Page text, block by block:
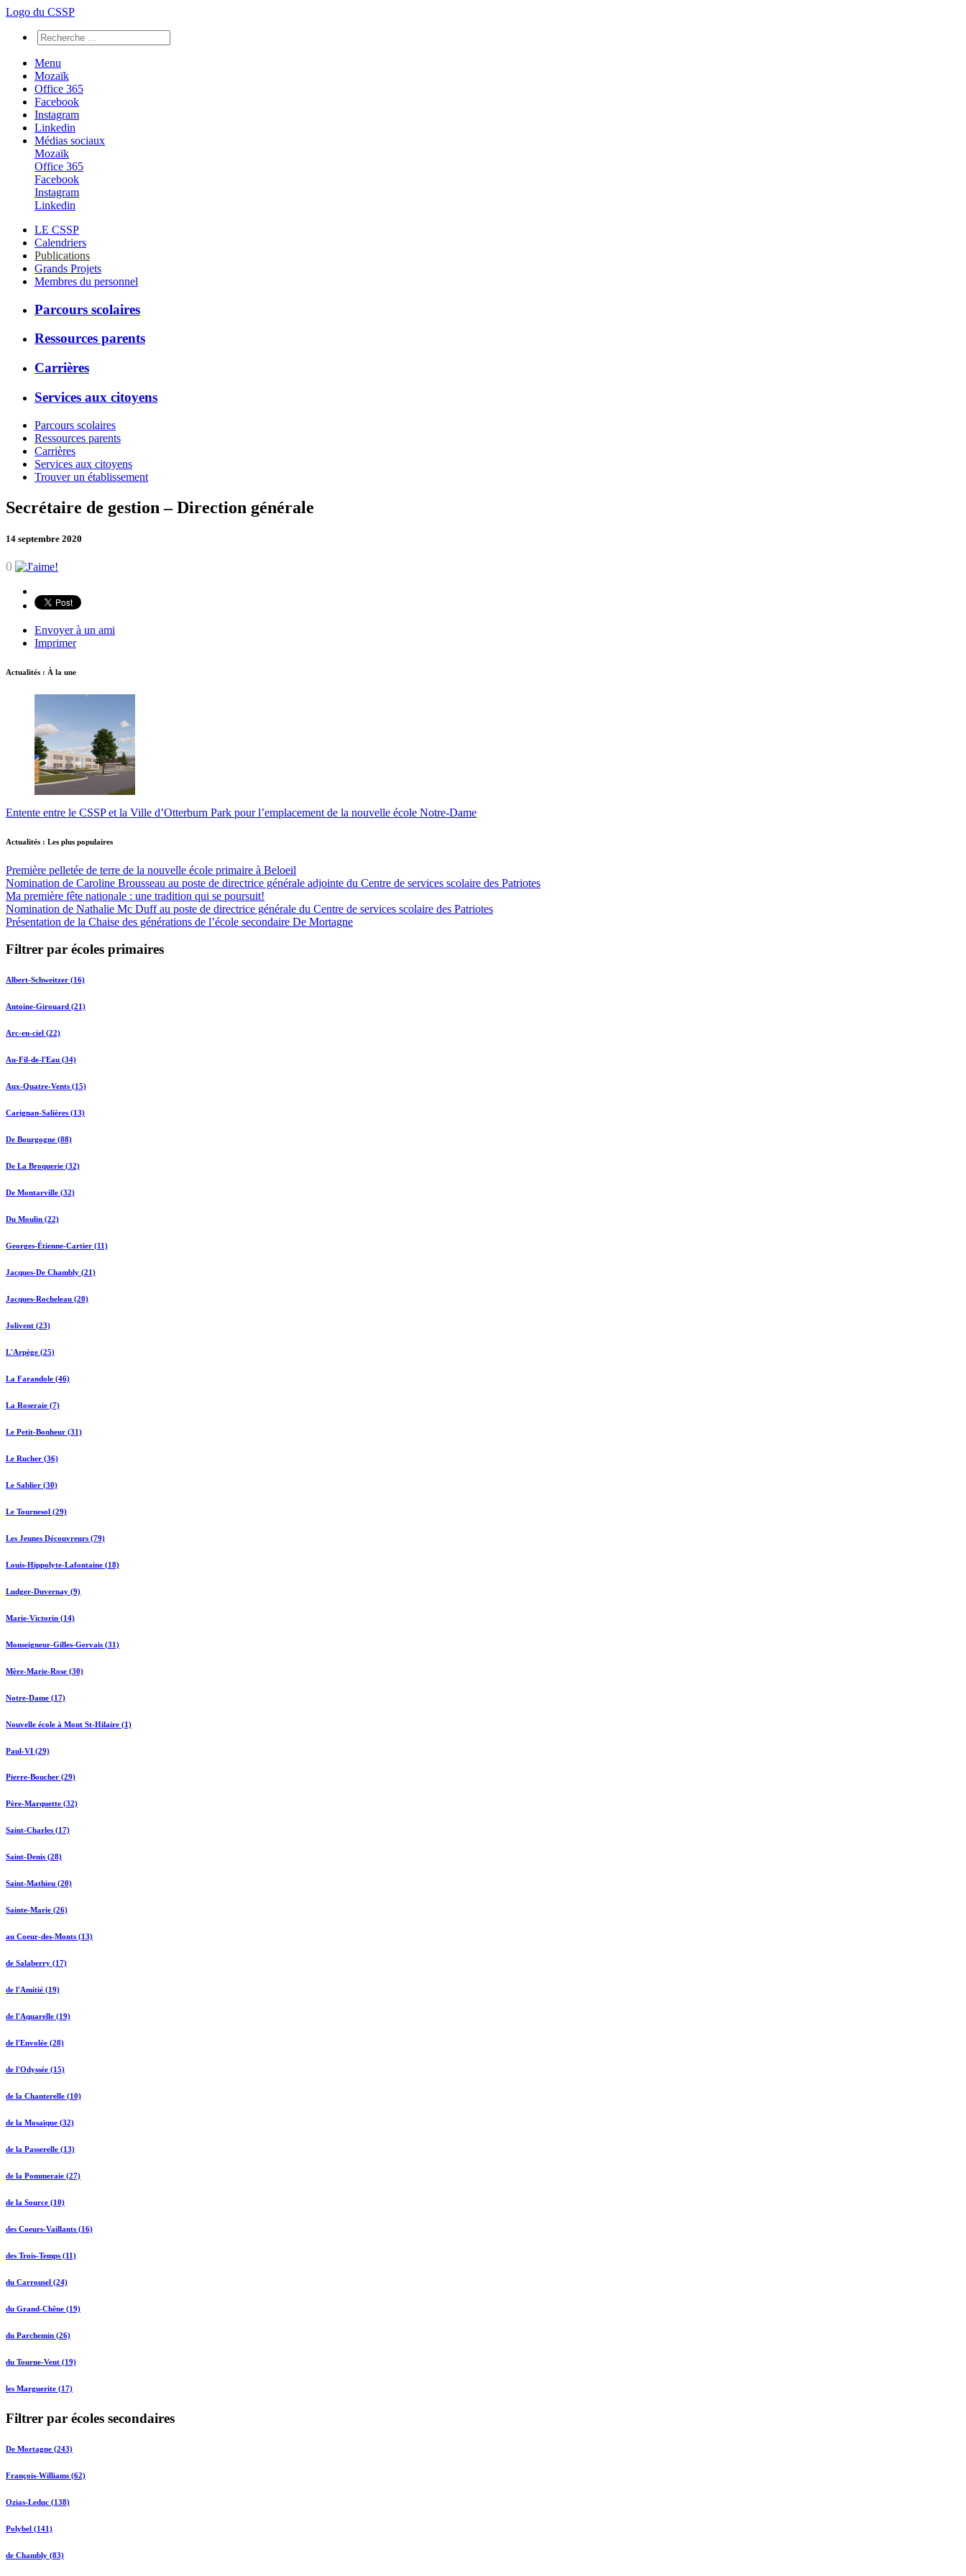
Logo du CSSP
Menu
Mozaïk
Office 365
Facebook
Instagram
Linkedin
Médias sociaux
Mozaïk
Office 365
Facebook
Instagram
Linkedin
LE CSSP
Calendriers
Publications
Grands Projets
Membres du personnel
Parcours scolaires
Ressources parents
Carrières
Services aux citoyens
Parcours scolaires
Ressources parents
Carrières
Services aux citoyens
Trouver un établissement
Secrétaire de gestion – Direction générale
14 septembre 2020
0
Envoyer à un ami
Imprimer
Actualités : À la une
Entente entre le CSSP et la Ville d’Otterburn Park pour l’emplacement de la nouvelle école Notre-Dame
Actualités : Les plus populaires
Première pelletée de terre de la nouvelle école primaire à Beloeil
Nomination de Caroline Brousseau au poste de directrice générale adjointe du Centre de services scolaire des Patriotes
Ma première fête nationale : une tradition qui se poursuit!
Nomination de Nathalie Mc Duff au poste de directrice générale du Centre de services scolaire des Patriotes
Présentation de la Chaise des générations de l’école secondaire De Mortagne
Filtrer par écoles primaires
Albert-Schweitzer (16)
Antoine-Girouard (21)
Arc-en-ciel (22)
Au-Fil-de-l'Eau (34)
Aux-Quatre-Vents (15)
Carignan-Salières (13)
De Bourgogne (88)
De La Broquerie (32)
De Montarville (32)
Du Moulin (22)
Georges-Étienne-Cartier (11)
Jacques-De Chambly (21)
Jacques-Rocheleau (20)
Jolivent (23)
L'Arpège (25)
La Farandole (46)
La Roseraie (7)
Le Petit-Bonheur (31)
Le Rucher (36)
Le Sablier (30)
Le Tournesol (29)
Les Jeunes Découvreurs (79)
Louis-Hippolyte-Lafontaine (18)
Ludger-Duvernay (9)
Marie-Victorin (14)
Monseigneur-Gilles-Gervais (31)
Mère-Marie-Rose (30)
Notre-Dame (17)
Nouvelle école à Mont St-Hilaire (1)
Paul-VI (29)
Pierre-Boucher (29)
Père-Marquette (32)
Saint-Charles (17)
Saint-Denis (28)
Saint-Mathieu (20)
Sainte-Marie (26)
au Coeur-des-Monts (13)
de Salaberry (17)
de l'Amitié (19)
de l'Aquarelle (19)
de l'Envolée (28)
de l'Odyssée (15)
de la Chanterelle (10)
de la Mosaïque (32)
de la Passerelle (13)
de la Pommeraie (27)
de la Source (10)
des Coeurs-Vaillants (16)
des Trois-Temps (11)
du Carrousel (24)
du Grand-Chêne (19)
du Parchemin (26)
du Tourne-Vent (19)
les Marguerite (17)
Filtrer par écoles secondaires
De Mortagne (243)
François-Williams (62)
Ozias-Leduc (138)
Polybel (141)
de Chambly (83)